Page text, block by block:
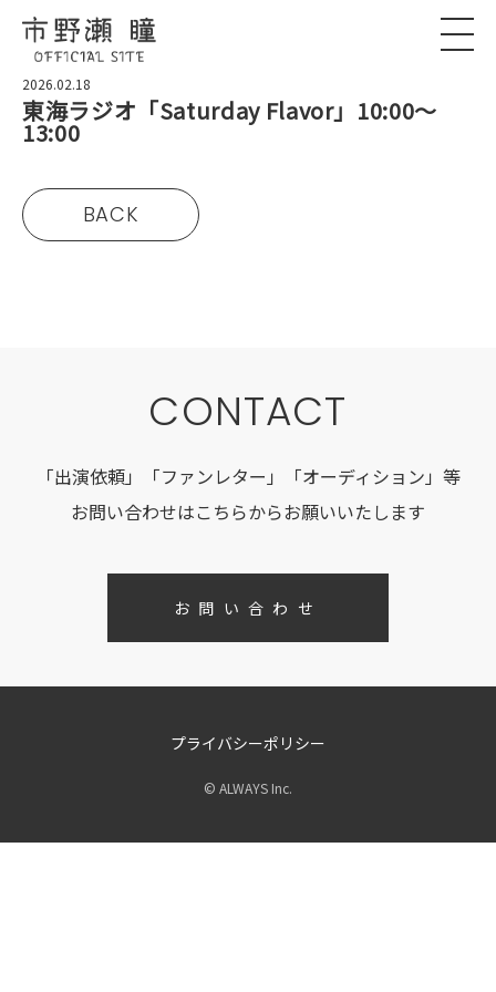
2026.02.18
東海ラジオ「Saturday Flavor」10:00〜
13:00
BACK
CONTACT
「出演依頼」「ファンレター」「オーディション」等
お問い合わせはこちらからお願いいたします
お問い合わせ
プライバシーポリシー
© ALWAYS Inc.